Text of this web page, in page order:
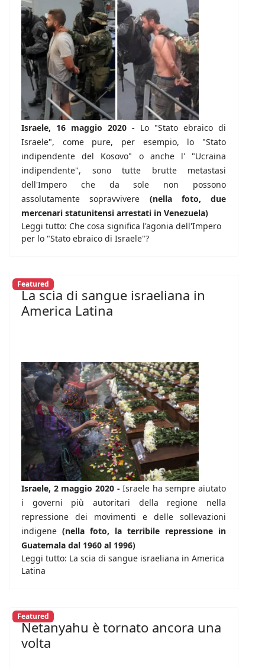
Israele, 16 maggio 2020 - Lo "Stato ebraico di
Israele", come pure, per esempio, lo "Stato
indipendente del Kosovo" o anche l' "Ucraina
indipendente", sono tutte brutte metastasi
dell'Impero che da sole non possono
assolutamente sopravvivere (nella foto, due
mercenari statunitensi arrestati in Venezuela)
Leggi tutto: Che cosa significa l'agonia dell'Impero
per lo "Stato ebraico di Israele"?
Featured
La scia di sangue israeliana in
America Latina
Israele, 2 maggio 2020 -Israele ha sempre aiutato
i governi più autoritari della regione nella
repressione dei movimenti e delle sollevazioni
indigene (nella foto, la terribile repressione in
Guatemala dal 1960 al 1996)
Leggi tutto: La scia di sangue israeliana in America
Latina
Featured
Netanyahu è tornato ancora una
volta